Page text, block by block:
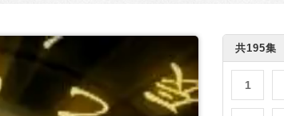
共195集
1